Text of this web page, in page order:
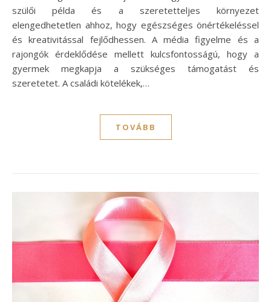
szülői példa és a szeretetteljes környezet
elengedhetetlen ahhoz, hogy egészséges önértékeléssel
és kreativitással fejlődhessen. A média figyelme és a
rajongók érdeklődése mellett kulcsfontosságú, hogy a
gyermek megkapja a szükséges támogatást és
szeretetet. A családi kötelékek,…
TOVÁBB